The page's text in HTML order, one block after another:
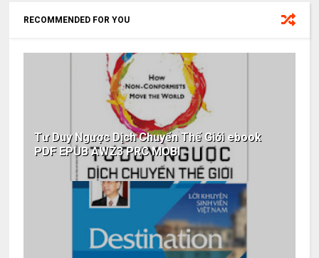
RECOMMENDED FOR YOU
Tư Duy Ngược Dịch Chuyển Thế Giới ebook
PDF EPUB AWZ3 PRC MOBI